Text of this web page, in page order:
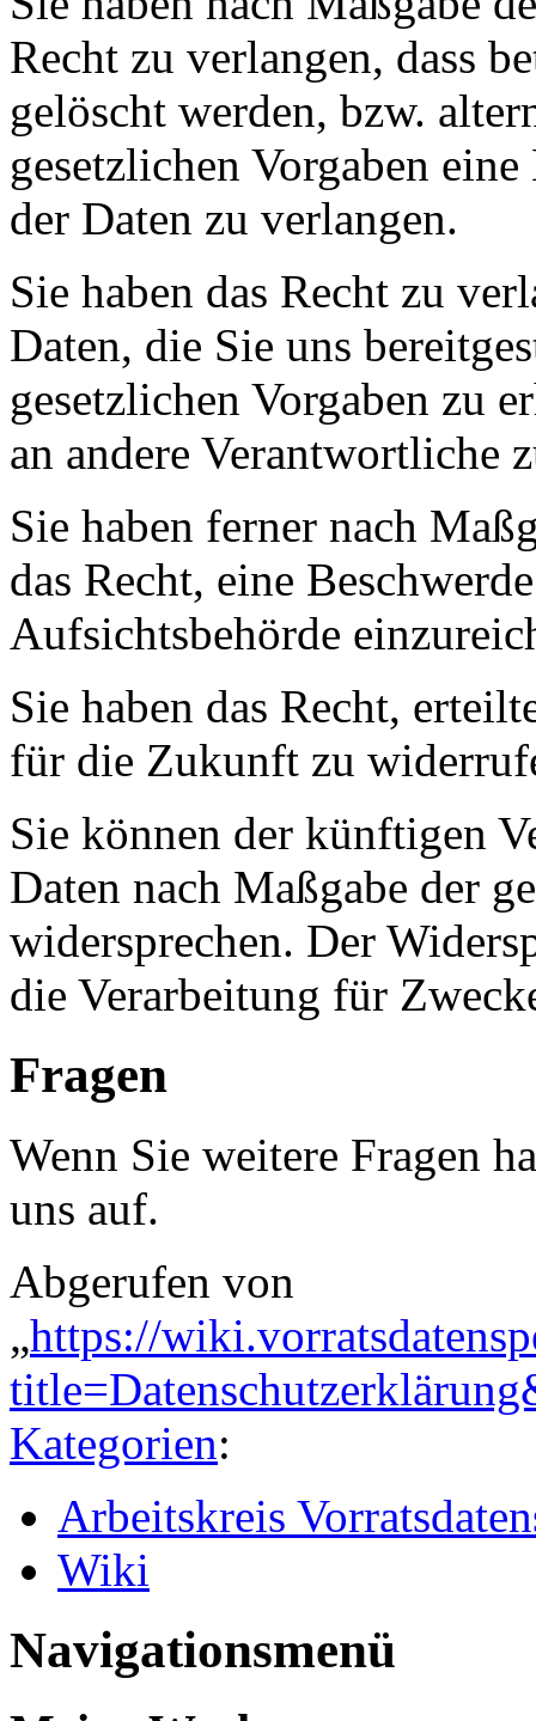
Recht zu verlangen, dass
gelöscht werden, bzw.
gesetzlichen Vorgaben
der Daten zu verlangen.
Sie haben das Recht zu
Daten, die Sie uns
gesetzlichen Vorgaben zu
an andere Verantwortliche
Sie haben ferner nach
das Recht, eine
Aufsichtsbehörde
Sie haben das Recht,
für die Zukunft zu
Sie können der künftigen
Daten nach Maßgabe der
widersprechen. Der
die Verarbeitung für
Fragen
Wenn Sie weitere Fragen
uns auf.
Abgerufen von
„https://
Kategorien:
Arbeitskreis
Wiki
Navigationsmenü